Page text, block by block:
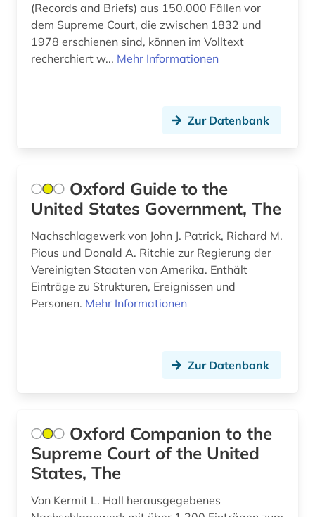
dominikanische republik (1)
douglas (1)
druckwerk (1)
eames (2)
ecuador (1)
edwards (1)
einwanderung (4)
elektronische bibliothek (1)
elektronische zeitschrift (1)
(Records and Briefs) aus 150.000 Fällen vor
dem Supreme Court, die zwischen 1832 und
1978 erschienen sind, können im Volltext
recherchiert w... Mehr Informationen
Zur Datenbank
Oxford Guide to the
United States Government, The
Nachschlagewerk von John J. Patrick, Richard M.
Pious und Donald A. Ritchie zur Regierung der
Vereinigten Staaten von Amerika. Enthält
Einträge zu Strukturen, Ereignissen und
Personen. Mehr Informationen
Zur Datenbank
Oxford Companion to the
Supreme Court of the United
States, The
Von Kermit L. Hall herausgegebenes